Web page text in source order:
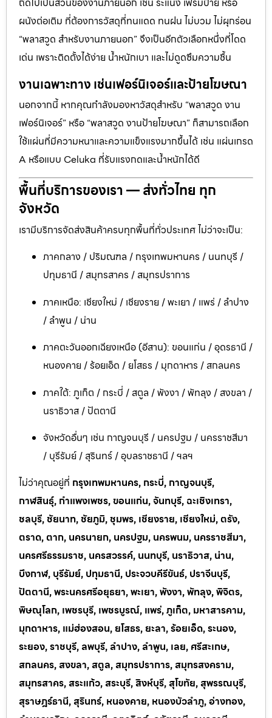
ผนังต่อเติม ที่ต้องการวัสดุที่ทนแดด ทนฝน ไม่บวม ไม่ผุกร่อน
“พลาสวูด สำหรับงานภายนอก” จึงเป็นอีกตัวเลือกหนึ่งที่โดด
เด่น เพราะติดตั้งได้ง่าย น้ำหนักเบา และไม่ดูดซึมความชื้น
งานเฉพาะทาง เช่นเฟอร์นิเจอร์และป้ายโฆษณา
นอกจากนี้ หากคุณกำลังมองหาวัสดุสำหรับ “พลาสวูด งาน
เฟอร์นิเจอร์” หรือ “พลาสวูด งานป้ายโฆษณา” ก็สามารถเลือก
ใช้แผ่นที่มีความหนาและความแข็งแรงมากขึ้นได้ เช่น แผ่นเกรด
A หรือแบบ Celuka ที่รับแรงกดและน้ำหนักได้ดี
พื้นที่บริการของเรา — ส่งทั่วไทย ทุก
จังหวัด
เรามีบริการจัดส่งสินค้าครบทุกพื้นที่ทั่วประเทศ ไม่ว่าจะเป็น:
ภาคกลาง / ปริมณฑล / กรุงเทพมหานคร / นนทบุรี /
ปทุมธานี / สมุทรสาคร / สมุทรปราการ
ภาคเหนือ: เชียงใหม่ / เชียงราย / พะเยา / แพร่ / ลำปาง
/ ลำพูน / น่าน
ภาคตะวันออกเฉียงเหนือ (อีสาน): ขอนแก่น / อุดรธานี /
หนองคาย / ร้อยเอ็ด / ยโสธร / มุกดาหาร / สกลนคร
ภาคใต้: ภูเก็ต / กระบี่ / สตูล / พังงา / พัทลุง / สงขลา /
นราธิวาส / ปัตตานี
จังหวัดอื่นๆ เช่น กาญจนบุรี / นครปฐม / นครราชสีมา
/ บุรีรัมย์ / สุรินทร์ / อุบลราชธานี / ฯลฯ
ไม่ว่าคุณอยู่ที่ กรุงเทพมหานคร, กระบี่, กาญจนบุรี,
กาฬสินธุ์, กำแพงเพชร, ขอนแก่น, จันทบุรี, ฉะเชิงเทรา,
ชลบุรี, ชัยนาท, ชัยภูมิ, ชุมพร, เชียงราย, เชียงใหม่, ตรัง,
ตราด, ตาก, นครนายก, นครปฐม, นครพนม, นครราชสีมา,
นครศรีธรรมราช, นครสวรรค์, นนทบุรี, นราธิวาส, น่าน,
บึงกาฬ, บุรีรัมย์, ปทุมธานี, ประจวบคีรีขันธ์, ปราจีนบุรี,
ปัตตานี, พระนครศรีอยุธยา, พะเยา, พังงา, พัทลุง, พิจิตร,
พิษณุโลก, เพชรบุรี, เพชรบูรณ์, แพร่, ภูเก็ต, มหาสารคาม,
มุกดาหาร, แม่ฮ่องสอน, ยโสธร, ยะลา, ร้อยเอ็ด, ระนอง,
ระยอง, ราชบุรี, ลพบุรี, ลำปาง, ลำพูน, เลย, ศรีสะเกษ,
สกลนคร, สงขลา, สตูล, สมุทรปราการ, สมุทรสงคราม,
สมุทรสาคร, สระแก้ว, สระบุรี, สิงห์บุรี, สุโขทัย, สุพรรณบุรี,
สุราษฎร์ธานี, สุรินทร์, หนองคาย, หนองบัวลำภู, อ่างทอง,